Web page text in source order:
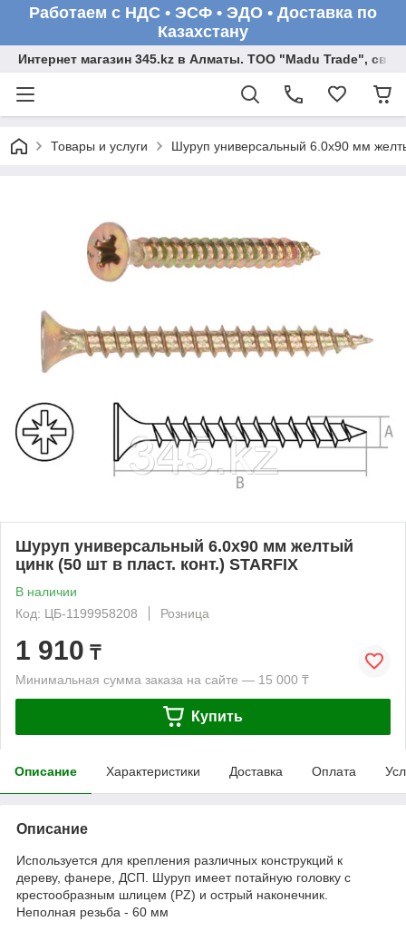
Работаем с НДС • ЭСФ • ЭДО • Доставка по
Казахстану
Интернет магазин 345.kz в Алматы. ТОО "Madu Trade",
Товары и услуги Шуруп универсальный 6.0х90 мм
Шуруп универсальный 6.0х90 мм желтый
цинк (50 шт в пласт. конт.) STARFIX
В наличии
Код: ЦБ-1199958208
Розница
1 910 ₸
Минимальная сумма заказа на сайте — 15 000 ₸
Купить
Описание Характеристики Доставка Оплата
Описание
Используется для крепления различных конструкций к
дереву, фанере, ДСП. Шуруп имеет потайную головку с
крестообразным шлицем (PZ) и острый наконечник.
Неполная резьба - 60 мм